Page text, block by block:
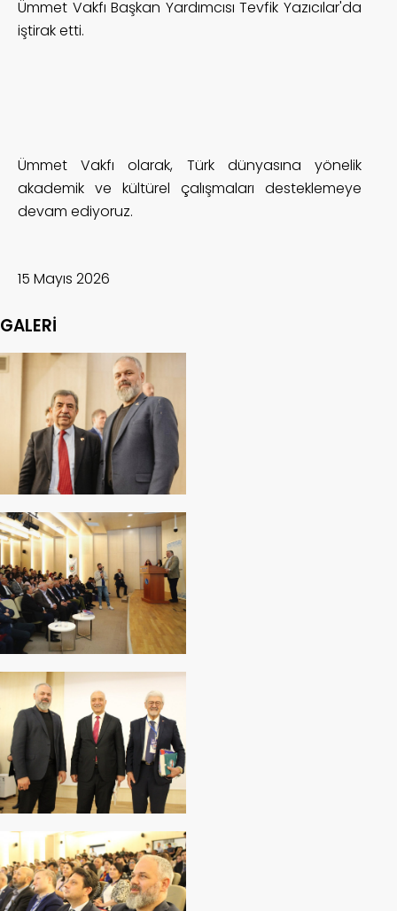
Ümmet Vakfı Başkan Yardımcısı Tevfik Yazıcılar'da
iştirak etti.
Ümmet Vakfı olarak, Türk dünyasına yönelik
akademik ve kültürel çalışmaları desteklemeye
devam ediyoruz.
15 Mayıs 2026
GALERİ